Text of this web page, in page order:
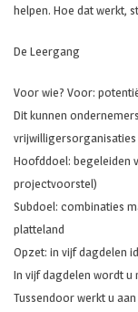
helpen. Hoe dat werkt,
De Leergang
Voor wie? Voor:
Dit kunnen
Hoofddoel: begeleiden
projectvoorstel)
Subdoel: combinaties
platteland
Opzet: in vijf dagdelen
In vijf dagdelen wordt
Tussendoor werkt u